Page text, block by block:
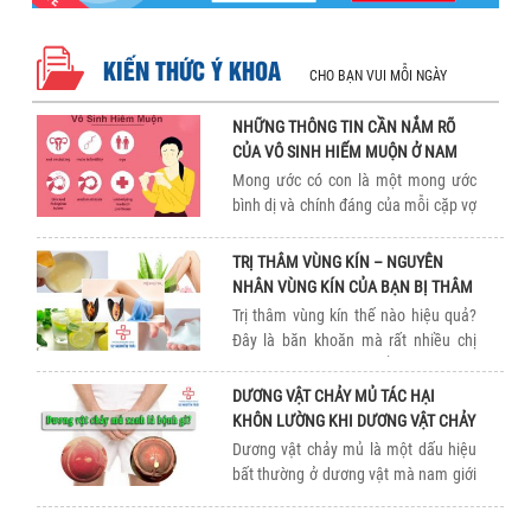
KIẾN THỨC Ý KHOA CHO BẠN VUI MỖI NGÀY
NHỮNG THÔNG TIN CẦN NẮM RÕ
CỦA VÔ SINH HIẾM MUỘN Ở NAM
NỮ
Mong ước có con là một mong ước
bình dị và chính đáng của mỗi cặp vợ
nào đó mà có những […]
TRỊ THÂM VÙNG KÍN – NGUYÊN
NHÂN VÙNG KÍN CỦA BẠN BỊ THÂM
Trị thâm vùng kín thế nào hiệu quả?
Đây là băn khoăn mà rất nhiều chị
trạng vùng kín thâm sạm không […]
DƯƠNG VẬT CHẢY MỦ TÁC HẠI
KHÔN LƯỜNG KHI DƯƠNG VẬT CHẢY
MỦ
Dương vật chảy mủ là một dấu hiệu
bất thường ở dương vật mà nam giới